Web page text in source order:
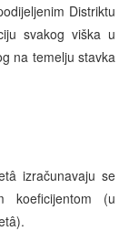
Distriktu
svakog viška u
na temelju stavka
izračunavaju se
koeficijentom (u